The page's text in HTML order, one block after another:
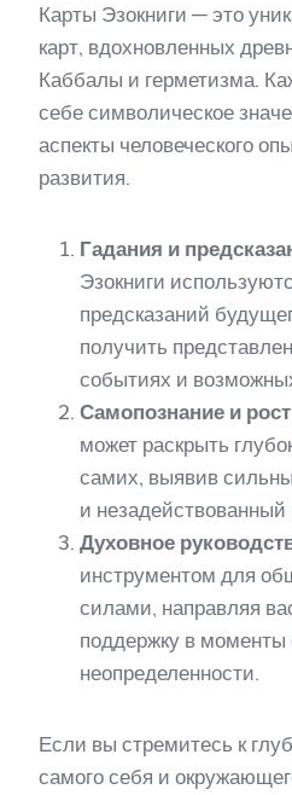
Карты Эзокниги — это
карт, вдохновленных
Каббалы и герметизма.
себе символическое
аспекты человеческого
развития.
Гадания и
Эзокниги
предсказаний
получить
событиях и
Самопознание и
может раскрыть
самих, выявив
и незадействованный
Духовное
инструментом для
силами, направляя
поддержку в
неопределенности.
Если вы стремитесь к
самого себя и